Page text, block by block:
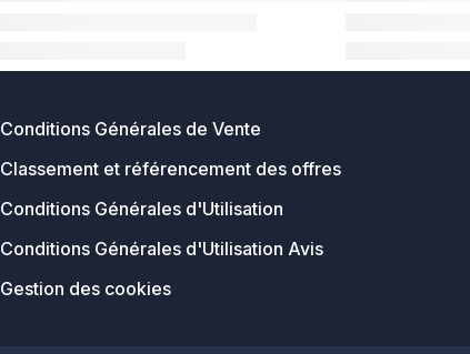
Conditions Générales de Vente
Classement et référencement des offres
Conditions Générales d'Utilisation
Conditions Générales d'Utilisation Avis
Gestion des cookies